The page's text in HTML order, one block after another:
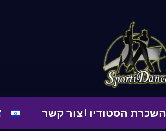
השכרת הסטודיו צור קשר